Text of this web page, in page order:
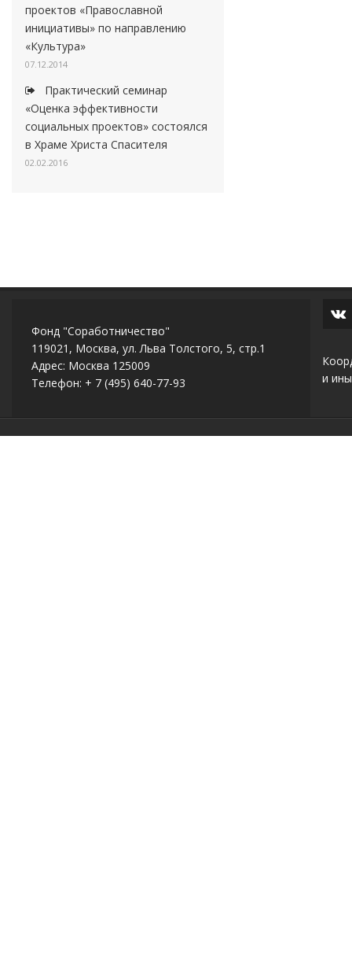
проектов «Православной
инициативы» по направлению
«Культура»
07.12.2014
Практический семинар
«Оценка эффективности
социальных проектов» состоялся
в Храме Христа Спасителя
02.02.2016
Фонд "Соработничество"
119021, Москва, ул. Льва Толстого, 5, стр.1
Адрес: Москва 125009
Телефон: + 7 (495) 640-77-93
и